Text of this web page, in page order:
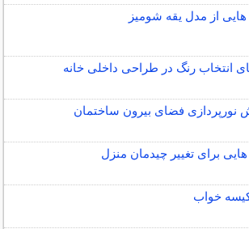
هایی از مدل یقه شومیز
انتخاب رنگ در طراحی داخلی خانه
نورپردازی فضای بیرون ساختمان
برای تغییر چیدمان منزل
خواب